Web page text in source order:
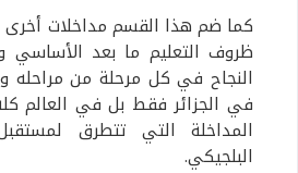
كما ضم هذا القسم مداخلات أخرى
ظروف التعليم ما بعد
النجاح في كل مرحلة من
في الجزائر فقط بل في العالم
المداخلة التي تتطرق
البلجيكي.